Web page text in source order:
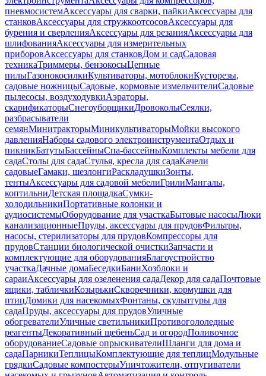
пневмосистемАксессуары для сварки, пайкиАксессуары для
станковАксессуары для стружкоотсосовАксессуары для
бурения и сверленияАксессуары для резанияАксессуары для
шлифованияАксессуары для измерительных
приборовАксессуары для станковДом и садСадовая
техникаТриммеры, бензокосыЦепные
пилыГазонокосилкиКультиваторы, мотоблокиКусторезы,
садовые ножницыСадовые, кормовые измельчителиСадовые
пылесосы, воздуходувкиАэраторы,
скарификаторыСнегоуборщикиДровоколыСеялки,
разбрасыватели
семянМинитракторыМиникультиваторыМойки высокого
давленияНаборы садового электроинструментаОтдых и
пикникБатутыБассейныСпа-бассейныКомплекты мебели для
садаСтолы для садаСтулья, кресла для садаКачели
садовыеГамаки, шезлонгиРаскладушкиЗонты,
тентыАксессуары для садовой мебелиГрилиМангалы,
коптильниДетская площадкаСумки-
холодильникиПортативные колонки и
аудиосистемыОборудование для участкаБытовые насосыЛюки
канализационныеПруды, аксессуары для прудовФильтры,
насосы, стерилизаторы для прудовКомпрессоры для
прудовСтанции биологической очисткиЗапчасти и
комплектующие для оборудованияБлагоустройство
участкаДачные домаБеседкиБаниХозблоки и
сараиАксессуары для озеленения садаДекор для садаПочтовые
ящики, табличкиКозырькиСкворечники, кормушки для
птицДомики для насекомыхФонтаны, скульптуры для
садаПруды, аксессуары для прудовУличные
обогревателиУличные светильникиПротивогололедные
реагентыДекоративный щебеньСад и огородПоливочное
оборудованиеСадовые опрыскивателиШланги для дома и
садаПарникиТеплицыКомплектующие для теплицМодульные
грядкиСадовые компостерыУничтожители, отпугиватели